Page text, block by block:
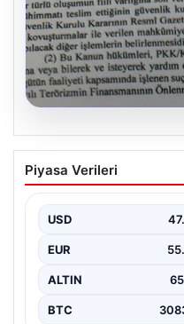
05.08.2026
Süreç yasası
madde madde
Piyasa Verileri
USD
EUR
ALTIN
BTC